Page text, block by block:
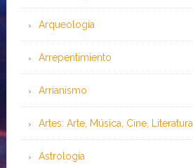
Arqueología
Arrepentimiento
Arrianismo
Artes: Arte, Música, Cine, Literatura
Astrología